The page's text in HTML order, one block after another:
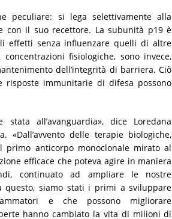
peculiare: si lega selettivamente alla
con il suo recettore. La subunità p19 è
effetti senza influenzare quelli di altre
fisiologiche, sono invece,
dell’integrità di barriera. Ciò
risposte immunitarie di difesa possono
all’avanguardia», dice Loredana
«Dall’avvento delle terapie biologiche,
anticorpo monoclonale mirato al
efficace che poteva agire in maniera
continuato ad ampliare le nostre
questo, siamo stati i primi a sviluppare
e che possono migliorare
hanno cambiato la vita di milioni di